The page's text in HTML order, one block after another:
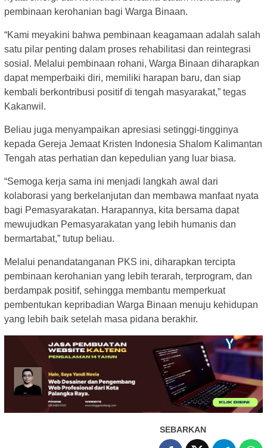
pembinaan kerohanian bagi Warga Binaan.
“Kami meyakini bahwa pembinaan keagamaan adalah salah
satu pilar penting dalam proses rehabilitasi dan reintegrasi
sosial. Melalui pembinaan rohani, Warga Binaan diharapkan
dapat memperbaiki diri, memiliki harapan baru, dan siap
kembali berkontribusi positif di tengah masyarakat,” tegas
Kakanwil.
Beliau juga menyampaikan apresiasi setinggi-tingginya
kepada Gereja Jemaat Kristen Indonesia Shalom Kalimantan
Tengah atas perhatian dan kepedulian yang luar biasa.
“Semoga kerja sama ini menjadi langkah awal dari
kolaborasi yang berkelanjutan dan membawa manfaat nyata
bagi Pemasyarakatan. Harapannya, kita bersama dapat
mewujudkan Pemasyarakatan yang lebih humanis dan
bermartabat,” tutup beliau.
Melalui penandatanganan PKS ini, diharapkan tercipta
pembinaan kerohanian yang lebih terarah, terprogram, dan
berdampak positif, sehingga membantu memperkuat
pembentukan kepribadian Warga Binaan menuju kehidupan
yang lebih baik setelah masa pidana berakhir.
SEBARKAN